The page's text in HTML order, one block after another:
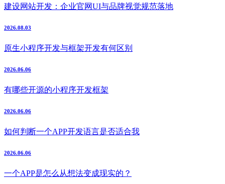
建设网站开发：企业官网UI与品牌视觉规范落地
2026.08.03
原生小程序开发与框架开发有何区别
2026.06.06
有哪些开源的小程序开发框架
2026.06.06
如何判断一个APP开发语言是否适合我
2026.06.06
一个APP是怎么从想法变成现实的？